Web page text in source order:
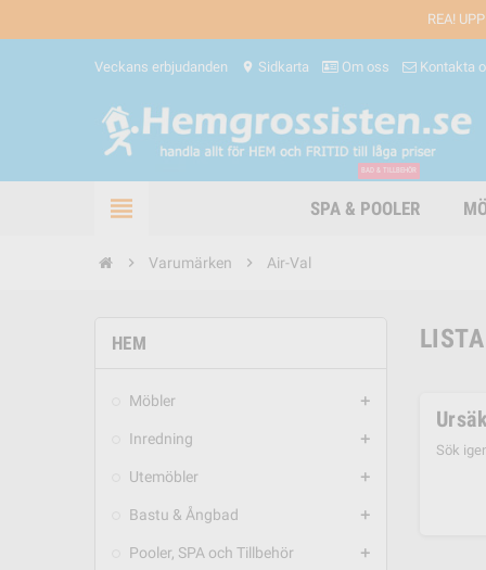
REA!
Veckans erbjudanden location_on Sidkarta Om oss Kontakta
view_headline SPA & POOLER
BAD & TILLBEHÖR
chevron_right Varumärken chevron_right Air-Val
HEM
Möbler add
Inredning add
Utemöbler add
Bastu & Ångbad add
Pooler, SPA och Tillbehör add
Sök